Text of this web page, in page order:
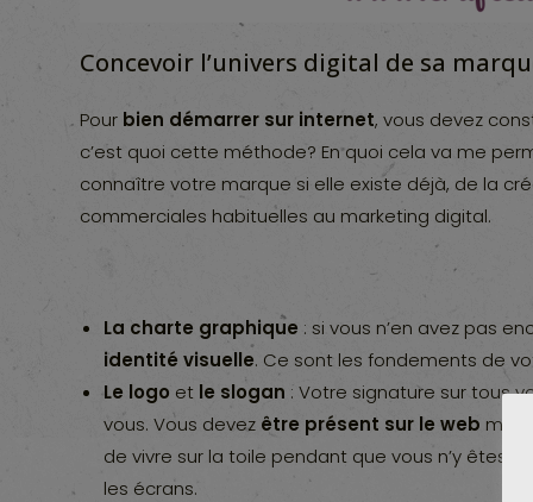
Concevoir l’univers digital de sa
Pour bien démarrer sur internet, vous devez
c’est quoi cette méthode? En quoi cela va me
connaître votre marque si elle existe déjà, de la
commerciales habituelles au marketing digital.
La charte graphique : si vous n’en avez pas
identité visuelle. Ce sont les fondements de
Le logo et le slogan : Votre signature sur tous
vous. Vous devez être présent sur le web
de vivre sur la toile pendant que vous n’y êtes
les écrans.